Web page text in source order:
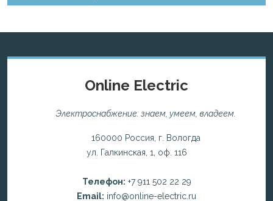
Online Electric
Электроснабжение: знаем, умеем, владеем.
160000 Россия, г. Вологда
ул. Галкинская, 1, оф. 116
Телефон: +7 911 502 22 29
Email: info@online-electric.ru